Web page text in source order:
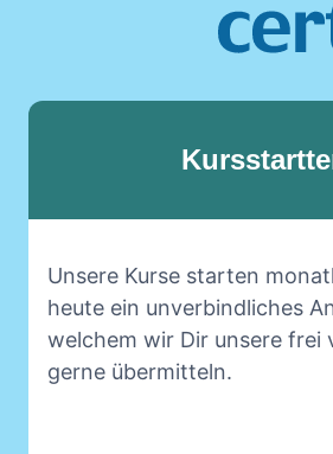
Unsere Kurse starten
heute ein unverbindliches
welchem wir Dir unsere frei
gerne übermitteln.